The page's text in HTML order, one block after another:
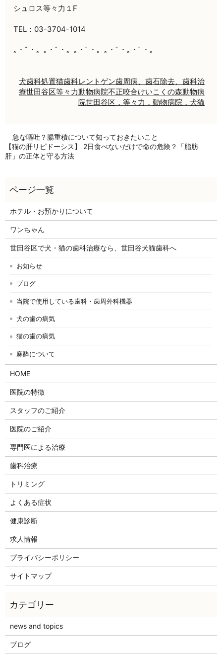
シュロス等々力１F
TEL：03-3704-1014
｡・ﾟ・。｡・ﾟ・。｡・ﾟ・。｡・ﾟ・｡・ﾟ・。
犬歯科処置猫歯科レントゲン歯周病、歯石除去、歯科治
療世田谷区等々力動物病院不正咬合けいこくの森動物病
院世田谷区，等々力，動物病院，犬猫
急な嘔吐？腸重積について知っておきたいこと
【猫の肝リピドーシス】 2日食べないだけで命の危険？「脂肪
肝」の正体と守る方法
ホテル・お預かりについて
ワンちゃん
世田谷区で犬・猫の歯科治療なら、世田谷犬猫歯科へ
お知らせ
ブログ
当院で使用している歯科・歯周外科機器
犬の歯の病気
猫の歯の病気
麻酔について
HOME
医院の特徴
スタッフのご紹介
医院のご紹介
専門医による治療
歯科治療
トリミング
よくある症状
健康診断
求人情報
プライバシーポリシー
サイトマップ
news and topics
ブログ